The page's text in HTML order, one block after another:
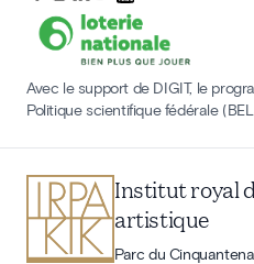
Avec le support de DIGIT, le
Politique scientifique fédérale
Institut royal
artistique
Parc du